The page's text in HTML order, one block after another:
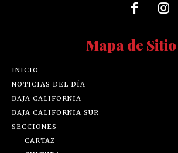
Mapa de Sitio
INICIO
NOTICIAS DEL DÍA
BAJA CALIFORNIA
BAJA CALIFORNIA SUR
SECCIONES
CARTAZ